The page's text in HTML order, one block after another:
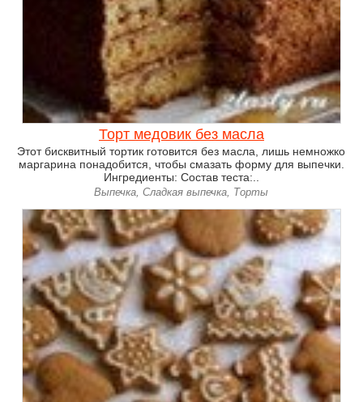
Торт медовик без масла
Этот бисквитный тортик готовится без масла, лишь немножко
маргарина понадобится, чтобы смазать форму для выпечки.
Ингредиенты: Состав теста:..
Выпечка, Сладкая выпечка, Торты